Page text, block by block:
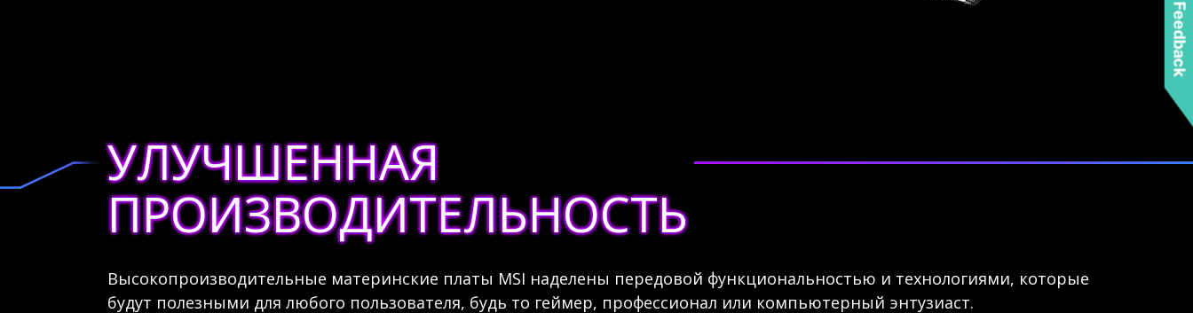
УЛУЧШЕННАЯ
ПРОИЗВОДИТЕЛЬНОСТЬ
Высокопроизводительные материнские платы MSI наделены передовой функциональностью и технологиями, которые
будут полезными для любого пользователя, будь то геймер, профессионал или компьютерный энтузиаст.
Feedback